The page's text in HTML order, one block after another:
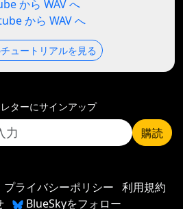
から WAV へ
から WAV へ
ュートリアルを見る
ターにサインアップ
購読
プライバシーポリシー 利用規約
BlueSkyをフォロー